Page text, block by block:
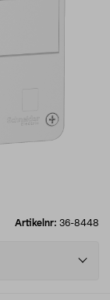
Artikelnr: 36-8448